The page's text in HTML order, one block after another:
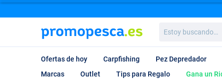
buscando…
Ofertas de hoy Carpfishing Pez Depredador
Marcas
Outlet Tips para Regalo Gana un